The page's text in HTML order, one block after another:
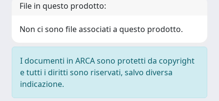
File in questo prodotto:
Non ci sono file associati a questo prodotto.
I documenti in ARCA sono protetti da copyright
e tutti i diritti sono riservati, salvo diversa
indicazione.